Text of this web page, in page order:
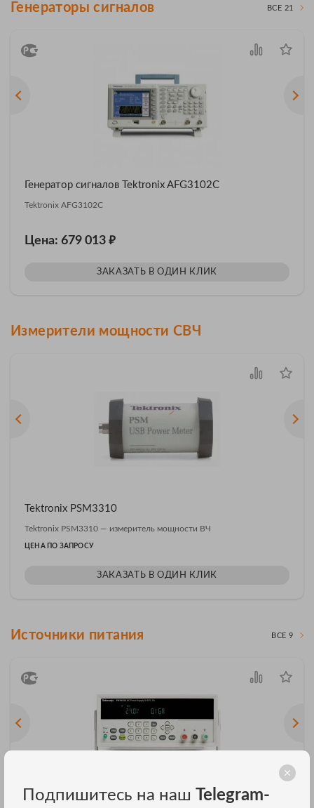
Генераторы сигналов ВСЕ 21
Генератор сигналов Tektronix AFG3102C
Tektronix AFG3102C
Цена: 679 013 ₽
ЗАКАЗАТЬ В ОДИН КЛИК
Измерители мощности СВЧ
Tektronix PSM3310
Tektronix PSM3310 — измеритель мощности ВЧ
ЦЕНА ПО ЗАПРОСУ
ЗАКАЗАТЬ В ОДИН КЛИК
Источники питания ВСЕ 9
Подпишитесь на наш Telegram-